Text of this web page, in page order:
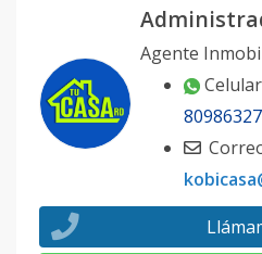
Agente